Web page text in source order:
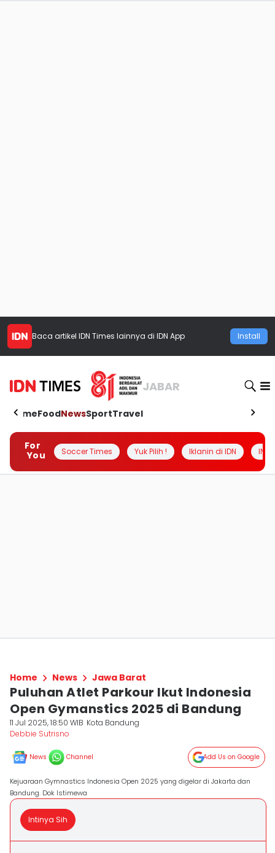
Baca artikel IDN Times lainnya di IDN App Install
JABAR
HomeFoodNewsSportTravel
For
You
Soccer Times Yuk Pilih ! Iklanin di IDN
Home News Jawa Barat
Puluhan Atlet Parkour Ikut Indonesia
Open Gymanstics 2025 di Bandung
11 Jul 2025, 18:50 WIB Kota Bandung
Debbie Sutrisno
News Channel Add Us on Google
Kejuaraan Gymnastics Indonesia Open 2025 yang digelar di Jakarta dan
Bandung. Dok Istimewa
Intinya Sih